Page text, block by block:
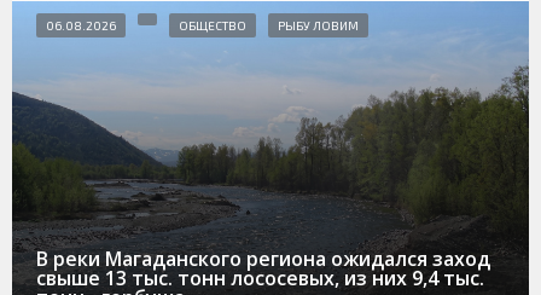
В реки Магаданского региона ожидался заход
свыше 13 тыс. тонн лососевых, из них 9,4 тыс.
06.08.2026 ОБЩЕСТВО РЫБУ ЛОВИМ